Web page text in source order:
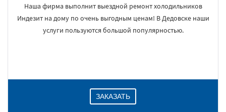
Наша фирма выполнит выездной ремонт холодильников
Индезит на дому по очень выгодным ценам! В Дедовске наши
услуги пользуются большой популярностью.
ЗАКАЗАТЬ